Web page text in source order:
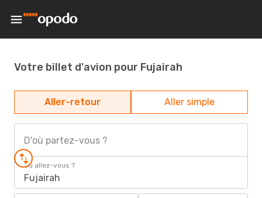
Votre billet d'avion pour Fujairah
Aller-retour Aller simple
D'où partez-vous ?
Où allez-vous ?
Fujairah